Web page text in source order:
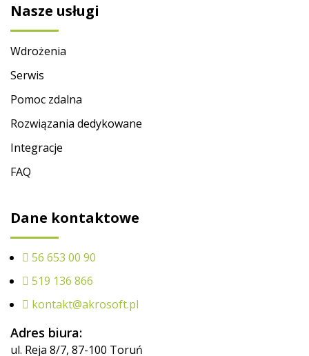
Nasze usługi
Wdrożenia
Serwis
Pomoc zdalna
Rozwiązania dedykowane
Integracje
FAQ
Dane kontaktowe
56 653 00 90
519 136 866
kontakt@akrosoft.pl
Adres biura:
ul. Reja 8/7, 87-100 Toruń